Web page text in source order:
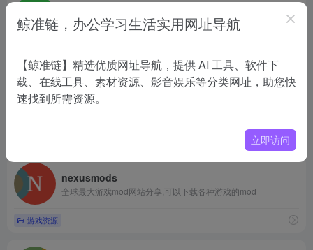
CurseForge 是全球最大的游戏MOD模组下载站，服务于包括《我的世界》、《魔兽世界》和《模拟人生4》等多个游戏社区。它提供了超过800百万次的模组下载，每月有超过1100万活跃用户。CurseForge 不仅支持Minecraft，还涵盖了其他多款游戏，如World of Warcraft和The Sims 4等。
9dmsgame
9dm玖大猫游戏mod论坛9dmsgame游戏论坛
nexusmods
全球最大游戏mod网站分享,可以下载各种游戏的mod
游戏资源
鲸准链，办公学习生活实用网址导航
【鲸准链】精选优质网址导航，提供 AI 工具、软件下
载、在线工具、素材资源、影音娱乐等分类网址，助您快
速找到所需资源。
立即访问